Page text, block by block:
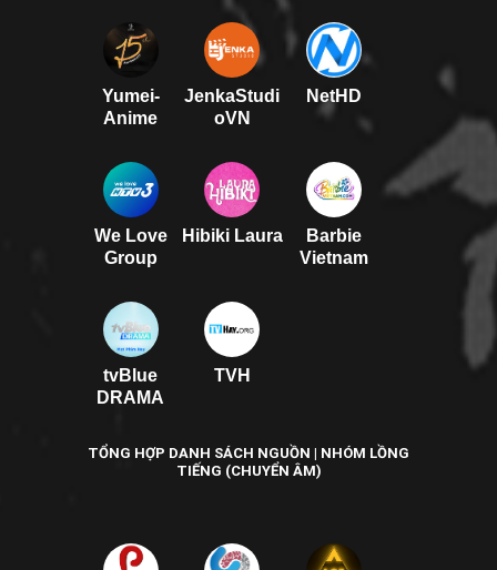
Yumei-
Anime
JenkaStudi
oVN
NetHD
We Love
Group
Hibiki Laura
Barbie
Vietnam
tvBlue
DRAMA
TVH
TỔNG HỢP DANH SÁCH NGUỒN | NHÓM LỒNG
TIẾNG (CHUYỂN ÂM)